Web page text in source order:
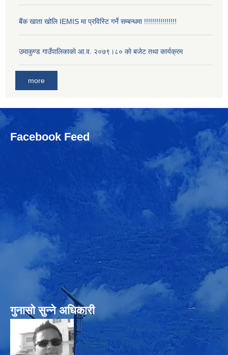
बैंक खाता खोलि IEMIS मा प्रविस्टि गर्ने सम्बन्धमा !!!!!!!!!!!!!!!!
उमाकुण्ड गाउँपालिकाकाे आ.व. २०७९।८० काे बजेट तथा कार्यक्रम
more
Facebook Feed
गुनासो सुन्‍ने अधिकारी